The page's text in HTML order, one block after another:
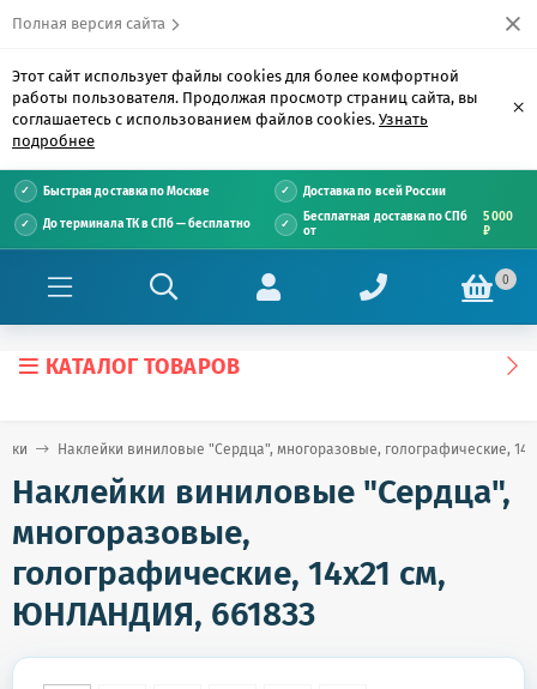
Полная версия сайта
Этот сайт использует файлы cookies для более комфортной
работы пользователя. Продолжая просмотр страниц сайта, вы
соглашаетесь с использованием файлов cookies. Узнать
подробнее
×
Быстрая доставка по Москве Доставка по всей России
До терминала ТК в СПб — бесплатно
Бесплатная доставка по СПб
от
5 000
₽
0
КАТАЛОГ ТОВАРОВ
Наклейки виниловые "Сердца", многоразовые, голографические,
Наклейки виниловые "Сердца",
многоразовые,
голографические, 14х21 см,
ЮНЛАНДИЯ, 661833